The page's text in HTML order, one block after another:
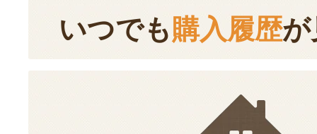
いつでも購入履歴が